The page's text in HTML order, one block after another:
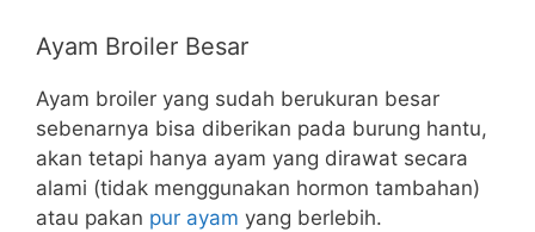
Ayam Broiler Besar
Ayam broiler yang sudah berukuran besar
sebenarnya bisa diberikan pada burung hantu,
akan tetapi hanya ayam yang dirawat secara
alami (tidak menggunakan hormon tambahan)
atau pakan pur ayam yang berlebih.